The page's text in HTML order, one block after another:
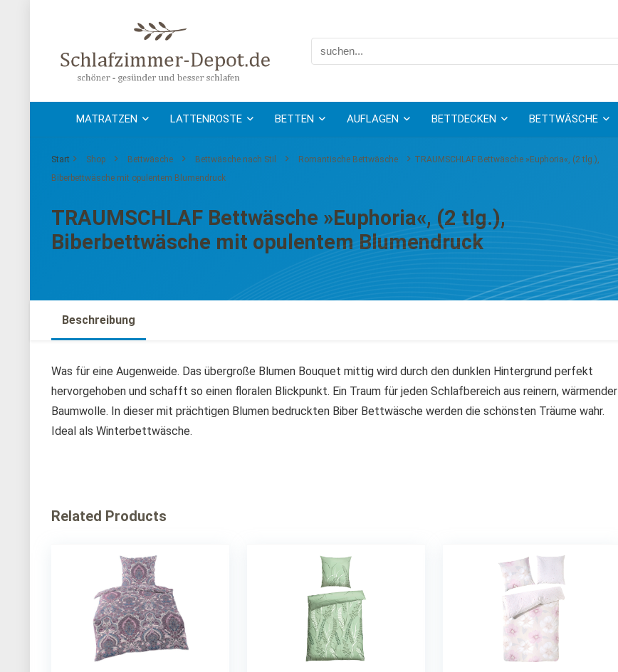
MATRATZEN LATTENROSTE BETTEN AUFLAGEN BETTDECKEN BETTWÄSCHE
Start Shop Bettwäsche Bettwäsche nach Stil Romantische Bettwäsche
TRAUMSCHLAF Bettwäsche »Euphoria«, (2 tlg.),
Biberbettwäsche mit opulentem Blumendruck
TRAUMSCHLAF Bettwäsche »Euphoria«, (2 tlg.),
Biberbettwäsche mit opulentem Blumendruck
Beschreibung
Was für eine Augenweide. Das übergroße Blumen Bouquet mittig wird durch den dunklen Hintergrund perfekt
hervorgehoben und schafft so einen floralen Blickpunkt. Ein Traum für jeden Schlafbereich aus reinern, wärmender
Baumwolle. In dieser mit prächtigen Blumen bedruckten Biber Bettwäsche werden die schönsten Träume wahr.
Ideal als Winterbettwäsche.
Related Products